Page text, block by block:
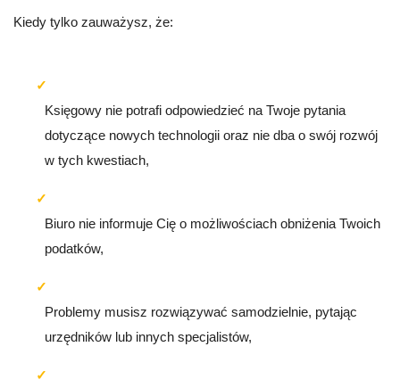
Kiedy tylko zauważysz, że:
Księgowy nie potrafi odpowiedzieć na Twoje pytania
dotyczące nowych technologii oraz nie dba o swój rozwój
w tych kwestiach,
Biuro nie informuje Cię o możliwościach obniżenia Twoich
podatków,
Problemy musisz rozwiązywać samodzielnie, pytając
urzędników lub innych specjalistów,